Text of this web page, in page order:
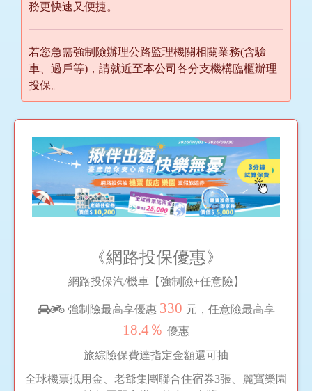
務更快速又便捷。
若您急需強制險辦理公路監理機關相關業務(含驗
車、過戶等)，請就近至本公司各分支機構臨櫃辦理
投保。
《網路投保優惠》
網路投保汽/機車【強制險+任意險】
強制險最高享優惠 330 元，任意險最高享
18.4％ 優惠
旅綜險保費達指定金額還可抽
全球機票抵用金、老爺集團聯合住宿券3張、麗寶樂園